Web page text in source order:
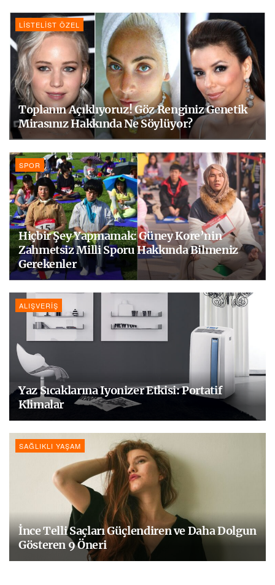
LISTELIST ÖZEL
Toplanın Açıklıyoruz! Göz Renginiz Genetik
Mirasınız Hakkında Ne Söylüyor?
SPOR
Hiçbir Şey Yapmamak: Güney Kore’nin
Zahmetsiz Milli Sporu Hakkında Bilmeniz
Gerekenler
ALIŞVERIŞ
Yaz Sıcaklarına Iyonizer Etkisi: Portatif
Klimalar
SAĞLIKLI YAŞAM
İnce Telli Saçları Güçlendiren ve Daha Dolgun
Gösteren 9 Öneri